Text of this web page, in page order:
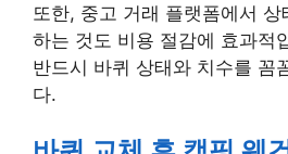
또한, 중고 거래 플랫폼에서
하는 것도 비용 절감에 효과적
반드시 바퀴 상태와 치수를 꼼
다.